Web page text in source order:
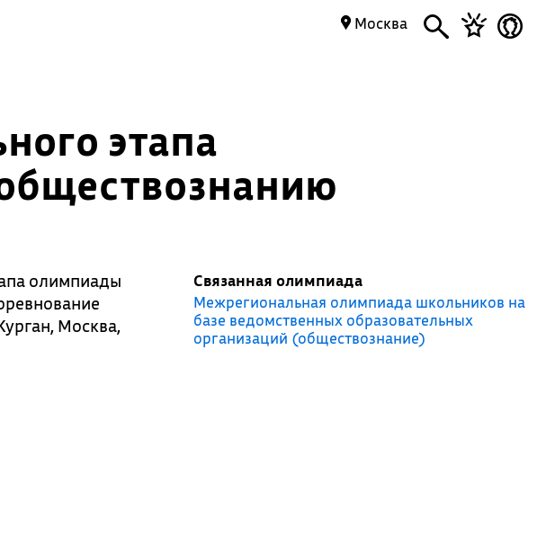
Москва
этапа
олимпиады
Москва,
Связанная олимпиада
Межрегиональная олимпиада школьников на
базе ведомственных образовательных
организаций (обществознание)